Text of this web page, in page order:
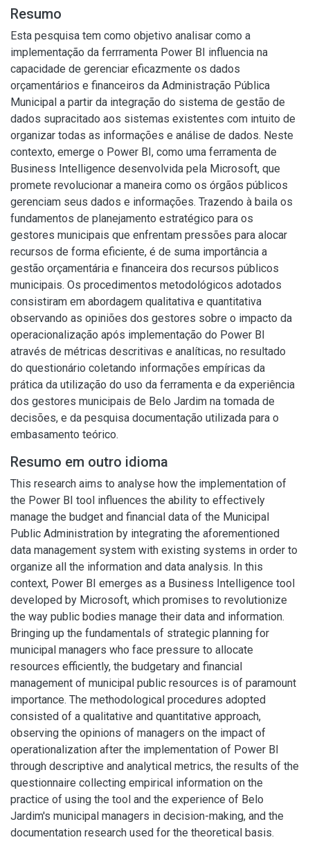
Resumo
Esta pesquisa tem como objetivo analisar como a
implementação da ferrramenta Power BI influencia na
capacidade de gerenciar eficazmente os dados
orçamentários e financeiros da Administração Pública
Municipal a partir da integração do sistema de gestão de
dados supracitado aos sistemas existentes com intuito de
organizar todas as informações e análise de dados. Neste
contexto, emerge o Power BI, como uma ferramenta de
Business Intelligence desenvolvida pela Microsoft, que
promete revolucionar a maneira como os órgãos públicos
gerenciam seus dados e informações. Trazendo à baila os
fundamentos de planejamento estratégico para os
gestores municipais que enfrentam pressões para alocar
recursos de forma eficiente, é de suma importância a
gestão orçamentária e financeira dos recursos públicos
municipais. Os procedimentos metodológicos adotados
consistiram em abordagem qualitativa e quantitativa
observando as opiniões dos gestores sobre o impacto da
operacionalização após implementação do Power BI
através de métricas descritivas e analíticas, no resultado
do questionário coletando informações empíricas da
prática da utilização do uso da ferramenta e da experiência
dos gestores municipais de Belo Jardim na tomada de
decisões, e da pesquisa documentação utilizada para o
embasamento teórico.
Resumo em outro idioma
This research aims to analyse how the implementation of
the Power BI tool influences the ability to effectively
manage the budget and financial data of the Municipal
Public Administration by integrating the aforementioned
data management system with existing systems in order to
organize all the information and data analysis. In this
context, Power BI emerges as a Business Intelligence tool
developed by Microsoft, which promises to revolutionize
the way public bodies manage their data and information.
Bringing up the fundamentals of strategic planning for
municipal managers who face pressure to allocate
resources efficiently, the budgetary and financial
management of municipal public resources is of paramount
importance. The methodological procedures adopted
consisted of a qualitative and quantitative approach,
observing the opinions of managers on the impact of
operationalization after the implementation of Power BI
through descriptive and analytical metrics, the results of the
questionnaire collecting empirical information on the
practice of using the tool and the experience of Belo
Jardim's municipal managers in decision-making, and the
documentation research used for the theoretical basis.